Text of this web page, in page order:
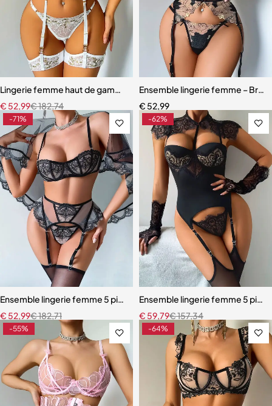
Lingerie femme haut de gamme – Dentelle raffinée avec effet
€182,74
€ 52,99
Ensemble lingerie femme –
€ 52,99
-71%
Ensemble lingerie femme 5 pièces – Dentelle brodée florale avec
€182,71
€ 52,99
-62%
Ensemble lingerie femme 5
€157,34
€ 59,79
-55% -64%